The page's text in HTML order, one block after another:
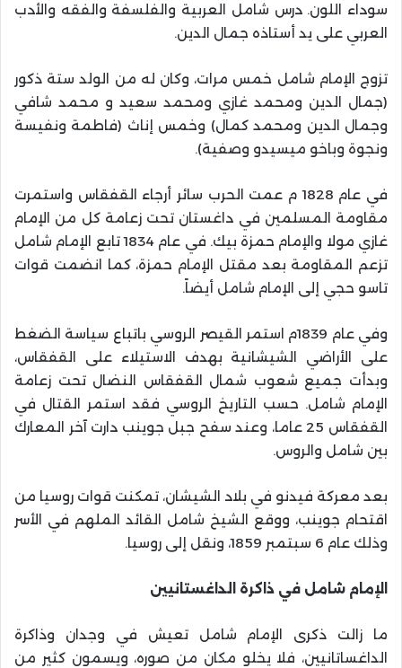
سوداء اللون. درس شامل العربية والفلسفة والفقه والأدب
العربي على يد أستاذه جمال الدين.
تزوج الإمام شامل خمس مرات، وكان له من الولد ستة ذكور
(جمال الدين ومحمد غازي ومحمد سعيد و محمد شافي
وجمال الدين ومحمد كمال) وخمس إناث (فاطمة ونفيسة
ونجوة وباخو ميسيدو وصفية).
في عام 1828 م عمت الحرب سائر أرجاء القفقاس واستمرت
مقاومة المسلمين في داغستان تحت زعامة كل من الإمام
غازي مولا والإمام حمزة بيك. في عام 1834 تابع الإمام شامل
تزعم المقاومة بعد مقتل الإمام حمزة، كما انضمت قوات
تاسو حجي إلى الإمام شامل أيضاً.
وفي عام 1839م استمر القيصر الروسي باتباع سياسة الضغط
على الأراضي الشيشانية بهدف الاستيلاء على القفقاس،
وبدأت جميع شعوب شمال القفقاس النضال تحت زعامة
الإمام شامل. حسب التاريخ الروسي فقد استمر القتال في
القفقاس 25 عاما، وعند سفح جبل جوينب دارت آخر المعارك
بين شامل والروس.
بعد معركة فيدنو في بلاد الشيشان، تمكنت قوات روسيا من
اقتحام جوينب، ووقع الشيخ شامل القائد الملهم في الأسر
وذلك عام 6 سبتمبر 1859، ونقل إلى روسيا.
الإمام شامل في ذاكرة الداغستانيين
ما زالت ذكرى الإمام شامل تعيش في وجدان وذاكرة
الداغساتانيين، فلا يخلو مكان من صوره، ويسمون كثير من